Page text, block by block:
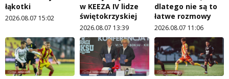
łąkotki
2026.08.07 15:02
w KEEZA IV lidze
świętokrzyskiej
2026.08.07 13:39
dlatego nie są to
łatwe rozmowy
2026.08.07 11:06